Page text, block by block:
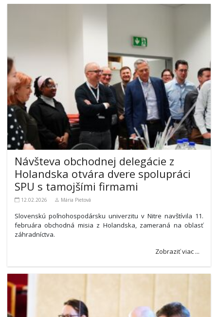
Návšteva obchodnej delegácie z
Holandska otvára dvere spolupráci
SPU s tamojšími firmami
12.02.2026 Mária Pietová
Slovenskú poľnohospodársku univerzitu v Nitre navštívila 11.
februára obchodná misia z Holandska, zameraná na oblasť
záhradníctva.
Zobraziť viac ...